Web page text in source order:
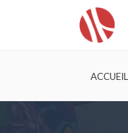
ACCUEIL